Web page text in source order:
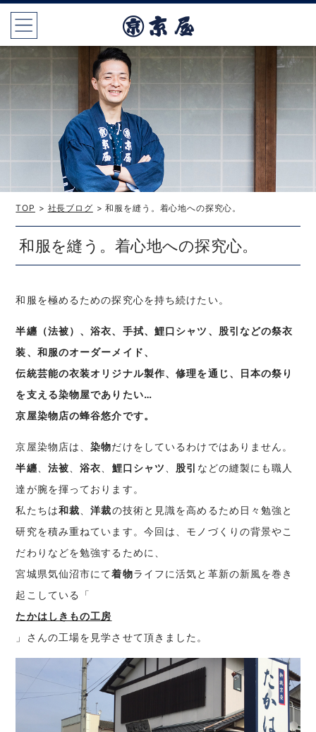
TOP > 社長ブログ > 和服を縫う。着心地への探究心。
和服を縫う。着心地への探究心。
和服を極めるための探究心を持ち続けたい。
半纏（法被）、浴衣、手拭、鯉口シャツ、股引などの祭衣
装、和服のオーダーメイド、
伝統芸能の衣装オリジナル製作、修理を通じ、日本の祭り
を支える染物屋でありたい…
京屋染物店の蜂谷悠介です。
京屋染物店は、染物だけをしているわけではありません。
半纏
法被 、浴衣 鯉口シャツ 股引 などの縫製にも職人
達が腕を揮っております。
私たちは和裁 、洋裁の技術と見識を高めるため日々勉強と
研究を積み重ねています。今回は、モノづくりの背景やこ
だわりなどを勉強するために、
宮城県気仙沼市にて着物ライフに活気と革新の新風を巻き
起こしている「
たかはしきもの工房
」さんの工場を見学させて頂きました。